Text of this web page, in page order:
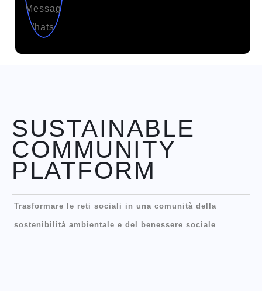
SUSTAINABLE
COMMUNITY
PLATFORM
Trasformare le reti sociali in una comunità della
sostenibilità ambientale e del benessere sociale